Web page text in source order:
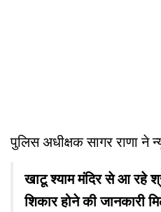
पुलिस अधीक्षक सागर राणा ने
खाटू श्याम मंदिर से आ रहे
शिकार होने की जानकारी